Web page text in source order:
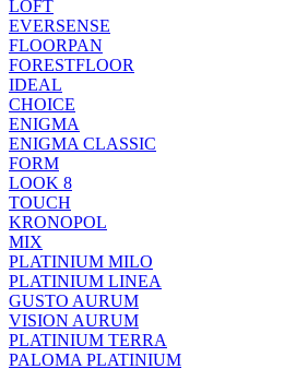
LOFT
EVERSENSE
FLOORPAN
FORESTFLOOR
IDEAL
CHOICE
ENIGMA
ENIGMA CLASSIC
FORM
LOOK 8
TOUCH
KRONOPOL
MIX
PLATINIUM MILO
PLATINIUM LINEA
GUSTO AURUM
VISION AURUM
PLATINIUM TERRA
PALOMA PLATINIUM